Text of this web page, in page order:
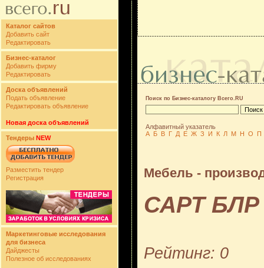
Каталог сайтов
Добавить сайт
Редактировать
Бизнес-каталог
Добавить фирму
Редактировать
Доска объявлений
Подать объявление
Редактировать объявление
Новая доска объявлений
Тендеры NEW
Разместить тендер
Регистрация
Маркетинговые исследования
для бизнеса
Дайджесты
Полезное об исследованиях
Поиск по Бизнес-каталогу Всего.RU
Алфавитный указатель
А Б В Г Д Е Ж З И К Л М Н О П
Мебель -
САРТ БЛР
Рейтинг: 0